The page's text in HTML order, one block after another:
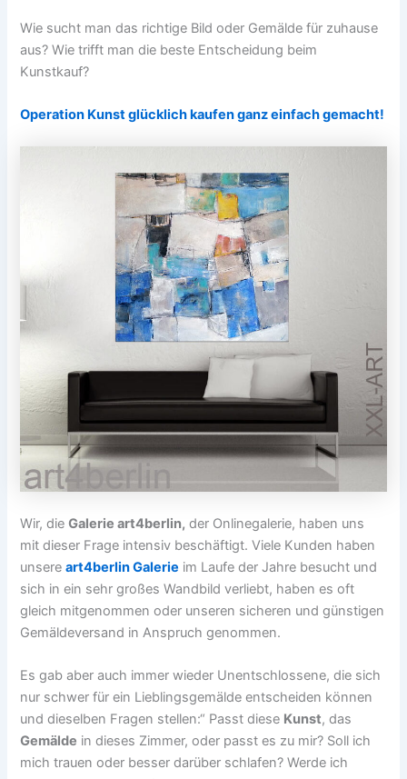
Wie sucht man das richtige Bild oder Gemälde für zuhause
aus? Wie trifft man die beste Entscheidung beim
Kunstkauf?
Operation Kunst glücklich kaufen ganz einfach gemacht!
Wir, dieGalerie art4berlin, der Onlinegalerie, haben uns
mit dieser Frage intensiv beschäftigt. Viele Kunden haben
unsereart4berlin Galerie im Laufe der Jahre besucht und
sich in ein sehr großes Wandbild verliebt, haben es oft
gleich mitgenommen oder unseren sicheren und günstigen
Gemäldeversand in Anspruch genommen.
Es gab aber auch immer wieder Unentschlossene, die sich
nur schwer für ein Lieblingsgemälde entscheiden können
und dieselben Fragen stellen:“ Passt diese Kunst, das
Gemälde in dieses Zimmer, oder passt es zu mir? Soll ich
mich trauen oder besser darüber schlafen? Werde ich